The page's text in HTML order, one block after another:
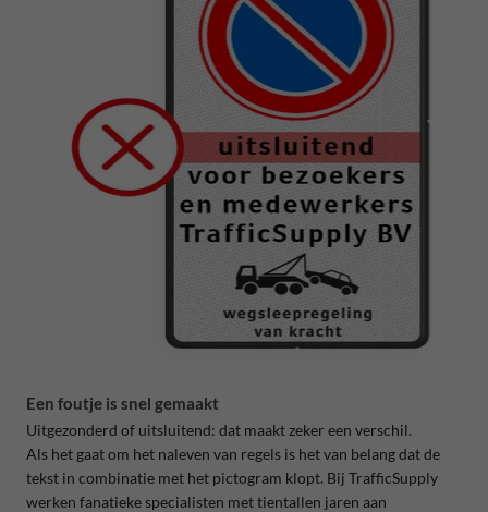
Een foutje is snel gemaakt
Uitgezonderd of uitsluitend: dat maakt zeker een verschil.
Als het gaat om het naleven van regels is het van belang dat de
tekst in combinatie met het pictogram klopt. Bij TrafficSupply
werken fanatieke specialisten met tientallen jaren aan